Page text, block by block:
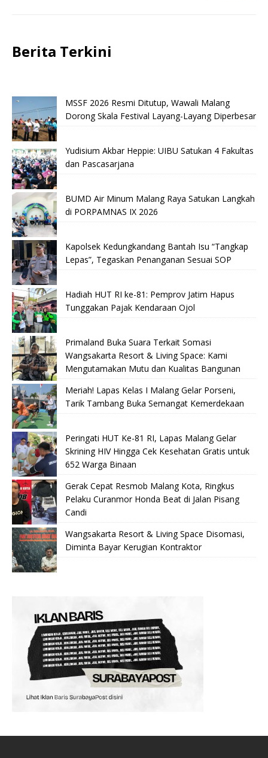
Berita Terkini
MSSF 2026 Resmi Ditutup, Wawali Malang
Dorong Skala Festival Layang-Layang Diperbesar
Yudisium Akbar Heppie: UIBU Satukan 4 Fakultas
dan Pascasarjana
BUMD Air Minum Malang Raya Satukan Langkah
di PORPAMNAS IX 2026
Kapolsek Kedungkandang Bantah Isu “Tangkap
Lepas”, Tegaskan Penanganan Sesuai SOP
Hadiah HUT RI ke-81: Pemprov Jatim Hapus
Tunggakan Pajak Kendaraan Ojol
Primaland Buka Suara Terkait Somasi
Wangsakarta Resort & Living Space: Kami
Mengutamakan Mutu dan Kualitas Bangunan
Meriah! Lapas Kelas I Malang Gelar Porseni,
Tarik Tambang Buka Semangat Kemerdekaan
Peringati HUT Ke-81 RI, Lapas Malang Gelar
Skrining HIV Hingga Cek Kesehatan Gratis untuk
652 Warga Binaan
Gerak Cepat Resmob Malang Kota, Ringkus
Pelaku Curanmor Honda Beat di Jalan Pisang
Candi
Wangsakarta Resort & Living Space Disomasi,
Diminta Bayar Kerugian Kontraktor